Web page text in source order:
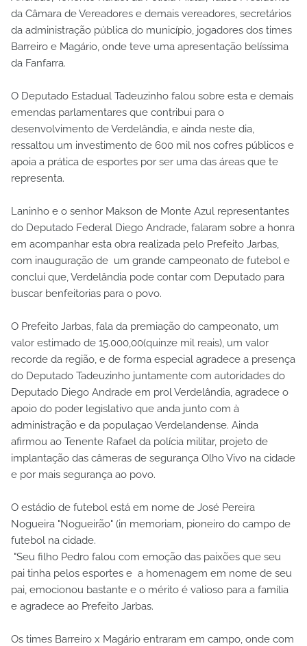
da Câmara de Vereadores e demais vereadores, secretários
da administração pública do município, jogadores dos times
Barreiro e Magário, onde teve uma apresentação belíssima
da Fanfarra.
O Deputado Estadual Tadeuzinho falou sobre esta e demais
emendas parlamentares que contribui para o
desenvolvimento de Verdelândia, e ainda neste dia,
ressaltou um investimento de 600 mil nos cofres públicos e
apoia a prática de esportes por ser uma das áreas que te
representa.
Laninho e o senhor Makson de Monte Azul representantes
do Deputado Federal Diego Andrade, falaram sobre a honra
em acompanhar esta obra realizada pelo Prefeito Jarbas,
com inauguração de um grande campeonato de futebol e
conclui que, Verdelândia pode contar com Deputado para
buscar benfeitorias para o povo.
O Prefeito Jarbas, fala da premiação do campeonato, um
valor estimado de 15.000,00(quinze mil reais), um valor
recorde da região, e de forma especial agradece a presença
do Deputado Tadeuzinho juntamente com autoridades do
Deputado Diego Andrade em prol Verdelândia, agradece o
apoio do poder legislativo que anda junto com à
administração e da populaçao Verdelandense. Ainda
afirmou ao Tenente Rafael da polícia militar, projeto de
implantação das câmeras de segurança Olho Vivo na cidade
e por mais segurança ao povo.
O estádio de futebol está em nome de José Pereira
Nogueira "Nogueirão" (in memoriam, pioneiro do campo de
futebol na cidade.
"Seu filho Pedro falou com emoção das paixões que seu
pai tinha pelos esportes e a homenagem em nome de seu
pai, emocionou bastante e o mérito é valioso para a família
e agradece ao Prefeito Jarbas.
Os times Barreiro x Magário entraram em campo, onde com